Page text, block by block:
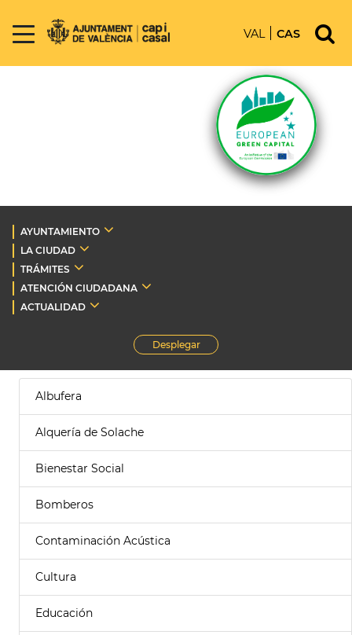
VAL CAS
AYUNTAMIENTO
LA CIUDAD
TRÁMITES
ATENCIÓN CIUDADANA
ACTUALIDAD
Desplegar
Albufera
Alquería de Solache
Bienestar Social
Bomberos
Contaminación Acústica
Cultura
Educación